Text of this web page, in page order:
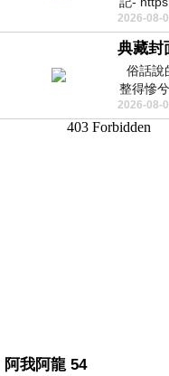
2026-08-
典藏封
俗話說
整得慘
人尋什
2026-08-
阿我阿龍 54